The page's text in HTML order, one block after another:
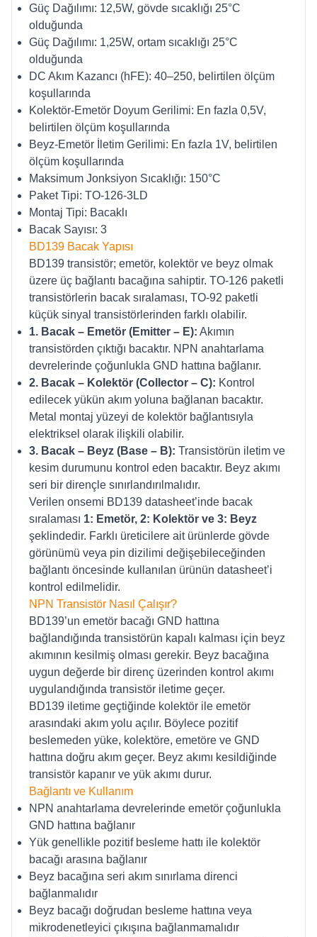
Güç Dağılımı: 12,5W, gövde sıcaklığı 25°C
olduğunda
Güç Dağılımı: 1,25W, ortam sıcaklığı 25°C
olduğunda
DC Akım Kazancı (hFE): 40–250, belirtilen ölçüm
koşullarında
Kolektör-Emetör Doyum Gerilimi: En fazla 0,5V,
belirtilen ölçüm koşullarında
Beyz-Emetör İletim Gerilimi: En fazla 1V, belirtilen
ölçüm koşullarında
Maksimum Jonksiyon Sıcaklığı: 150°C
Paket Tipi: TO-126-3LD
Montaj Tipi: Bacaklı
Bacak Sayısı: 3
BD139 Bacak Yapısı
BD139 transistör; emetör, kolektör ve beyz olmak
üzere üç bağlantı bacağına sahiptir. TO-126 paketli
transistörlerin bacak sıralaması, TO-92 paketli
küçük sinyal transistörlerinden farklı olabilir.
1. Bacak – Emetör (Emitter – E): Akımın
transistörden çıktığı bacaktır. NPN anahtarlama
devrelerinde çoğunlukla GND hattına bağlanır.
2. Bacak – Kolektör (Collector – C): Kontrol
edilecek yükün akım yoluna bağlanan bacaktır.
Metal montaj yüzeyi de kolektör bağlantısıyla
elektriksel olarak ilişkili olabilir.
3. Bacak – Beyz (Base – B): Transistörün iletim ve
kesim durumunu kontrol eden bacaktır. Beyz akımı
seri bir dirençle sınırlandırılmalıdır.
Verilen onsemi BD139 datasheet’inde bacak
sıralaması 1: Emetör, 2: Kolektör ve 3: Beyz
şeklindedir. Farklı üreticilere ait ürünlerde gövde
görünümü veya pin dizilimi değişebileceğinden
bağlantı öncesinde kullanılan ürünün datasheet’i
kontrol edilmelidir.
NPN Transistör Nasıl Çalışır?
BD139’un emetör bacağı GND hattına
bağlandığında transistörün kapalı kalması için beyz
akımının kesilmiş olması gerekir. Beyz bacağına
uygun değerde bir direnç üzerinden kontrol akımı
uygulandığında transistör iletime geçer.
BD139 iletime geçtiğinde kolektör ile emetör
arasındaki akım yolu açılır. Böylece pozitif
beslemeden yüke, kolektöre, emetöre ve GND
hattına doğru akım geçer. Beyz akımı kesildiğinde
transistör kapanır ve yük akımı durur.
Bağlantı ve Kullanım
NPN anahtarlama devrelerinde emetör çoğunlukla
GND hattına bağlanır
Yük genellikle pozitif besleme hattı ile kolektör
bacağı arasına bağlanır
Beyz bacağına seri akım sınırlama direnci
bağlanmalıdır
Beyz bacağı doğrudan besleme hattına veya
mikrodenetleyici çıkışına bağlanmamalıdır